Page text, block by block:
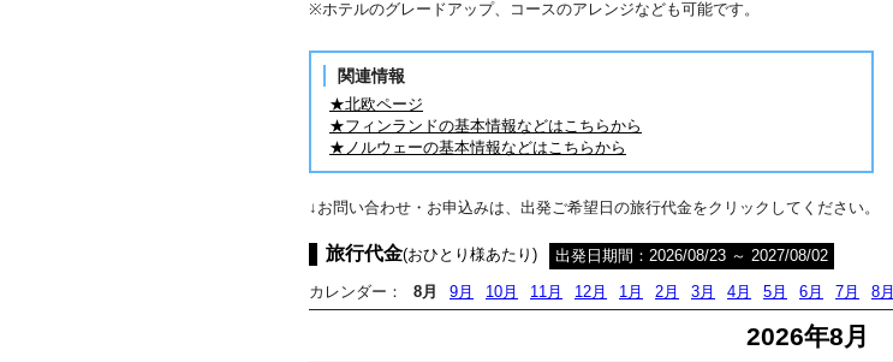
※ホテルのグレードアップ、コースのアレンジなども可能です。
関連情報
★北欧ページ
★フィンランドの基本情報などはこちらから
★ノルウェーの基本情報などはこちらから
↓お問い合わせ・お申込みは、出発ご希望日の旅行代金をクリックしてください。
旅行代金(おひとり様あたり)
出発日期間：2026/08/23 ～ 2027/08/02
カレンダー：
8月 9月 10月 11月 12月 1月 2月 3月 4月 5月 6月 7月 8月
2026年8月